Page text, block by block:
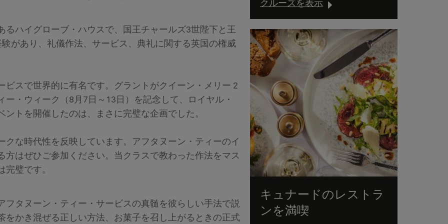
ハイグローブ・ハウスで、国王チャールズ3世陛下と王
があり、礼儀作法、サービス、典礼に関する英国の権威
スで世界的に有名です。グラントがクイーン・メリー 2
・ウィーク（8月7日～13日）を記念して、ロイヤル・
トを開催したのは、まさに完璧な企画でした。
な時代性を反映しています。アフタヌーン・ティーのイ
はぜひご参加ください。当クラスで教わった作法をマス
璧です。
フタヌーン・ティー・サービスの真髄を彼らしい手法で説
かき混ぜる正しい方法、お菓子を召し上がるときの正式
クルーズを表示
キュナードのレストラ
ンを満喫